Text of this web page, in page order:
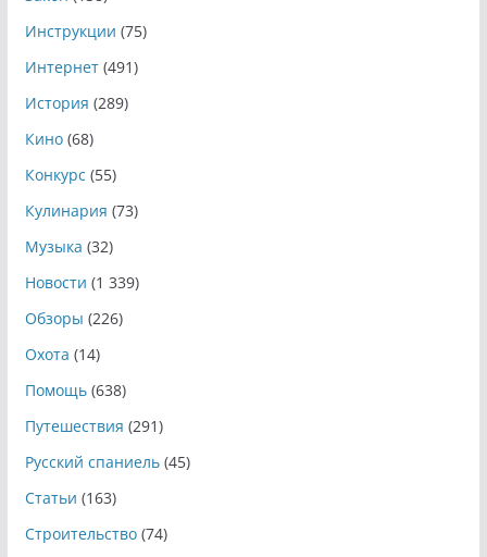
Инструкции (75)
Интернет(491)
История (289)
Кино(68)
Конкурс (55)
Кулинария (73)
Музыка (32)
Новости (1 339)
Обзоры (226)
Охота (14)
Помощь(638)
Путешествия (291)
Русский спаниель(45)
Статьи (163)
Строительство(74)